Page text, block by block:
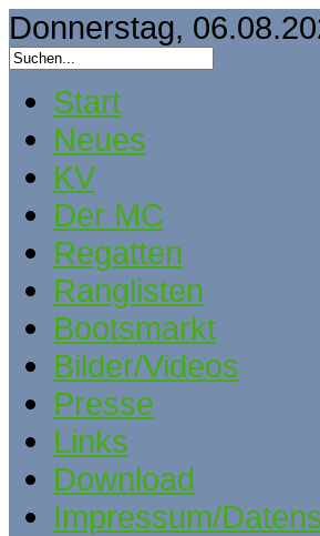
Donnerstag,
Start
Neues
KV
Der MC
Regatten
Ranglisten
Bootsmarkt
Bilder/Videos
Presse
Links
Download
Impressum/